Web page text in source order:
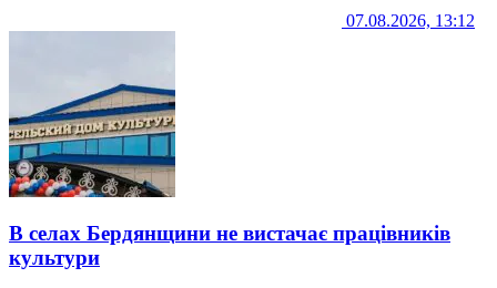
07.08.2026, 13:12
В селах Бердянщини не вистачає працівників
культури